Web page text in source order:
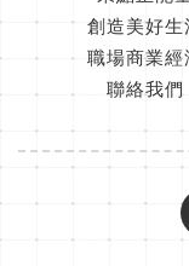
創造美好生
職場商業經
聯絡我們